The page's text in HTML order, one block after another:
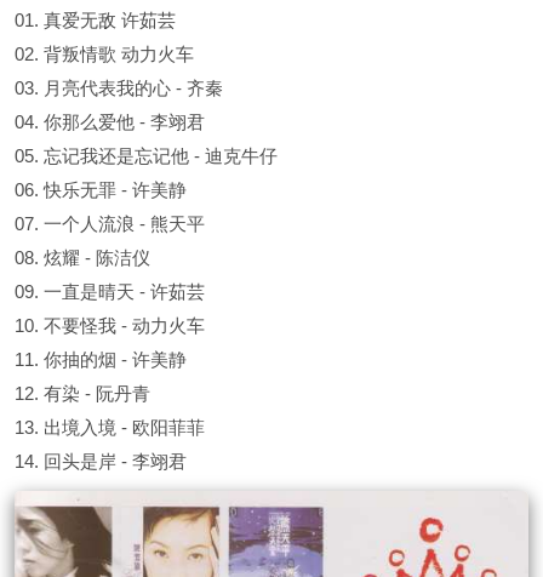
01. 真爱无敌 许茹芸
02. 背叛情歌 动力火车
03. 月亮代表我的心 - 齐秦
04. 你那么爱他 - 李翊君
05. 忘记我还是忘记他 - 迪克牛仔
06. 快乐无罪 - 许美静
07. 一个人流浪 - 熊天平
08. 炫耀 - 陈洁仪
09. 一直是晴天 - 许茹芸
10. 不要怪我 - 动力火车
11. 你抽的烟 - 许美静
12. 有染 - 阮丹青
13. 出境入境 - 欧阳菲菲
14. 回头是岸 - 李翊君